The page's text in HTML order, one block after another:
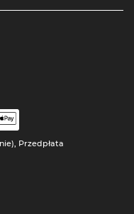
Przedpłata